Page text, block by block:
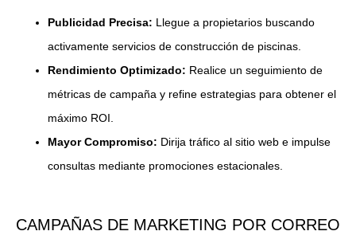
Publicidad Precisa: Llegue a propietarios buscando
activamente servicios de construcción de piscinas.
Rendimiento Optimizado: Realice un seguimiento de
métricas de campaña y refine estrategias para obtener el
máximo ROI.
Mayor Compromiso: Dirija tráfico al sitio web e impulse
consultas mediante promociones estacionales.
CAMPAÑAS DE MARKETING POR CORREO